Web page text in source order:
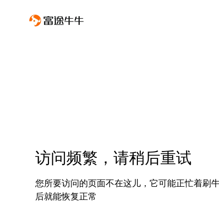
访问频繁，请稍后重试
您所要访问的页面不在这儿，它可能正忙着刷
后就能恢复正常